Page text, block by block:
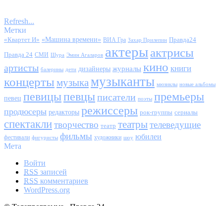
Refresh...
Метки
«Квартет И» «Машина времени» ВИА Гра Захар Прилепин Правда24
Правда 24 СМИ Шура Эмин Агаларов актерыактрисы
артисты балерины дети дизайнеры журналы кино книги
концерты музыка музыканты мюзиклы новые альбомы
певец певицыпевцыписатели поэты премьеры
продюсеры редакторы режиссеры рок-группы сериалы
спектаклитворчество театр театрытелеведущие
фестивали фигуристы фильмы художники шоу юбилеи
Мета
Войти
RSS записей
RSS комментариев
WordPress.org